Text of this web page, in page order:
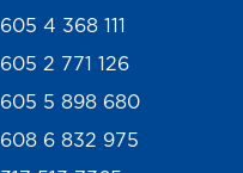
605 4 368 111
605 2 771 126
605 5 898 680
608 6 832 975